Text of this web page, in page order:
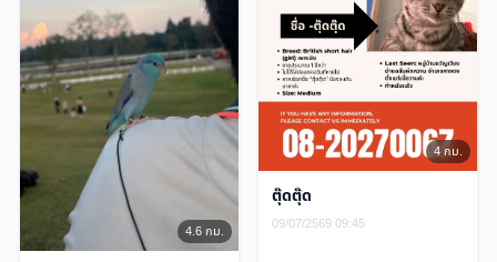
4.6 กม.
4 กม.
ตุ๊ดตุ๊ด
09/07/2569 09:45